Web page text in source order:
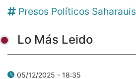
Presos Políticos Saharauis
Lo Más Leido
05/12/2025 - 18:35